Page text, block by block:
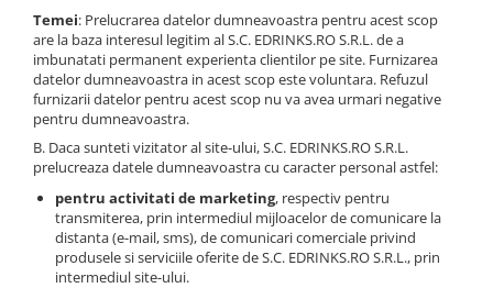
Temei: Prelucrarea datelor dumneavoastra pentru acest scop
are la baza interesul legitim al S.C. EDRINKS.RO S.R.L. de a
imbunatati permanent experienta clientilor pe site. Furnizarea
datelor dumneavoastra in acest scop este voluntara. Refuzul
furnizarii datelor pentru acest scop nu va avea urmari negative
pentru dumneavoastra.
B. Daca sunteti vizitator al site-ului, S.C. EDRINKS.RO S.R.L.
prelucreaza datele dumneavoastra cu caracter personal astfel:
pentru activitati de marketing, respectiv pentru
transmiterea, prin intermediul mijloacelor de comunicare la
distanta (e-mail, sms), de comunicari comerciale privind
produsele si serviciile oferite de S.C. EDRINKS.RO S.R.L., prin
intermediul site-ului.